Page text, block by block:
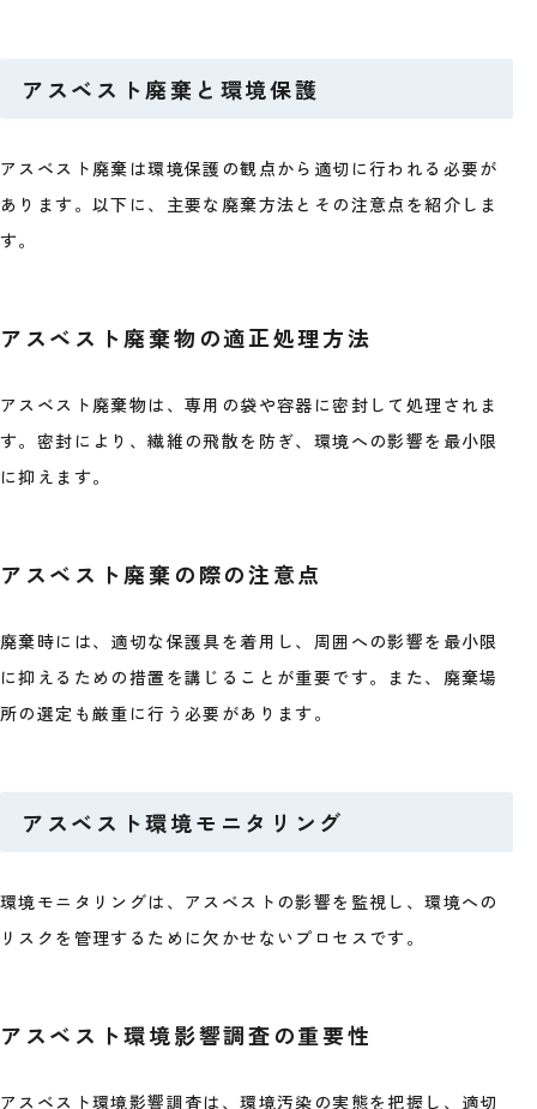
アスベスト廃棄と環境保護
アスベスト廃棄は環境保護の観点から適切に行われる必要が
あります。以下に、主要な廃棄方法とその注意点を紹介しま
す。
アスベスト廃棄物の適正処理方法
アスベスト廃棄物は、専用の袋や容器に密封して処理されま
す。密封により、繊維の飛散を防ぎ、環境への影響を最小限
に抑えます。
アスベスト廃棄の際の注意点
廃棄時には、適切な保護具を着用し、周囲への影響を最小限
に抑えるための措置を講じることが重要です。また、廃棄場
所の選定も厳重に行う必要があります。
アスベスト環境モニタリング
環境モニタリングは、アスベストの影響を監視し、環境への
リスクを管理するために欠かせないプロセスです。
アスベスト環境影響調査の重要性
アスベスト環境影響調査は、環境汚染の実態を把握し、適切